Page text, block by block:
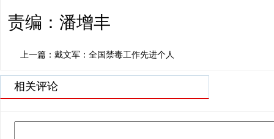
责编：潘增丰
上一篇：戴文军：全国禁毒工作先进个人
相关评论